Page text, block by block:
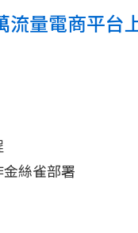
流量電商平台
絲雀部署